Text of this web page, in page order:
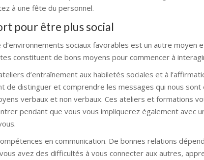
à une fête du personnel.
pour être plus social
d’environnements sociaux favorables est un autre moyen
constituent de bons moyens pour commencer à
d’entraînement aux habiletés sociales et à
de distinguer et comprendre les messages qui nous
verbaux et non verbaux. Ces ateliers et formations
pendant que vous vous impliquerez également avec
en communication. De bonnes relations
avez des difficultés à vous connecter aux autres,